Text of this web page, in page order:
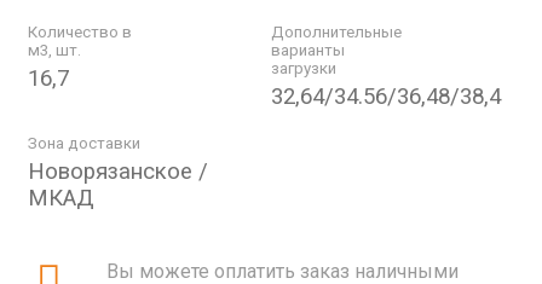
Количество в
м3, шт.
16,7
Дополнительные
варианты
загрузки
32,64/34.56/36,48/38,4
Зона доставки
Новорязанское /
МКАД
Вы можете оплатить заказ наличными